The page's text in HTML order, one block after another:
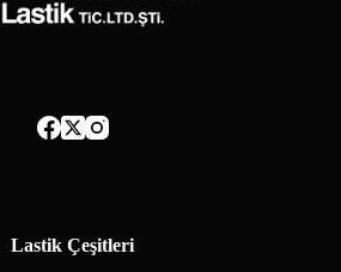
Lastik Çeşitleri